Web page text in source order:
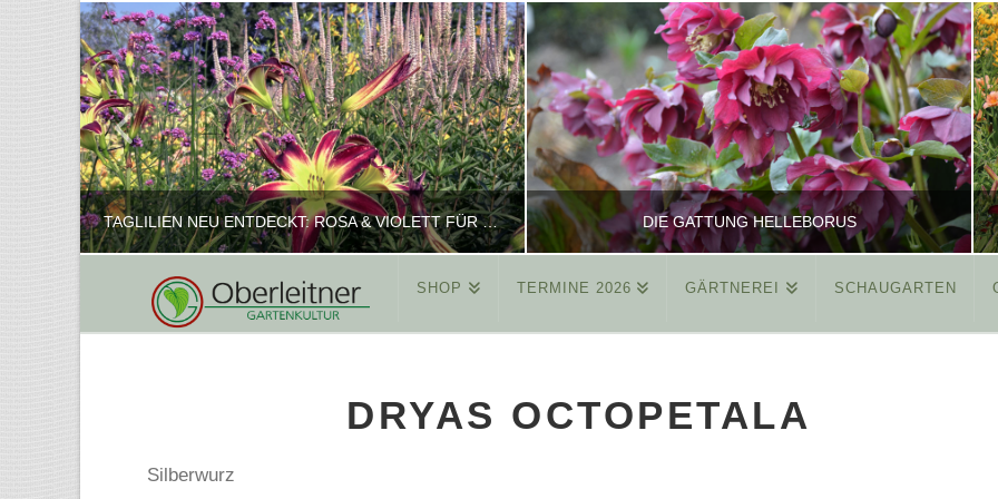
TAGLILIEN NEU ENTDECKT: ROSA & VIOLETT FÜR ROMANTISCHE PFLANZKOMBINATIONEN
REINHARD
FEBRUAR 16, 2025
DIE GATTUNG HELLEBORUS
REINHARD
MÄRZ 26, 2015
SHOP TERMINE 2026 GÄRTNEREI SCHAUGARTEN
DRYAS OCTOPETALA
Silberwurz